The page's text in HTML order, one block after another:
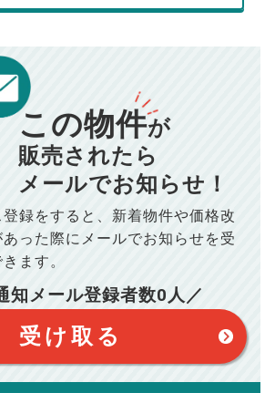
ュレーション計算結果
額 834
額 10,005 円
100,050 円
は元利均等返済方式で試算しています。
は、四捨五入にて計算しております。
ーはお借り入れの全期間で金利が変わらない設
での結果は、お借り入れを保証するものでは
をご利用された方の、いかなる損害について
円
00万円
／ 0
／0万円
却価格が高い場合、譲渡所得税が発生する
。詳しくは最寄りの税務署などにご確認く
果はあくまでも概算であり、手残り金額を
ございません。
、住所変更登記の費用、引っ越し費用、住
上返済の手数料等は含まれておりませんの
さい。
建物取引業法で定められた上限で計算して
価格×3%＋6万円＋消費税）
この物件が
販売されたら
メールでお知らせ！
録をすると、 新着物件や価格改
った際に メールでお知らせを受
ます。
知メール登録者数0人／
受け取る